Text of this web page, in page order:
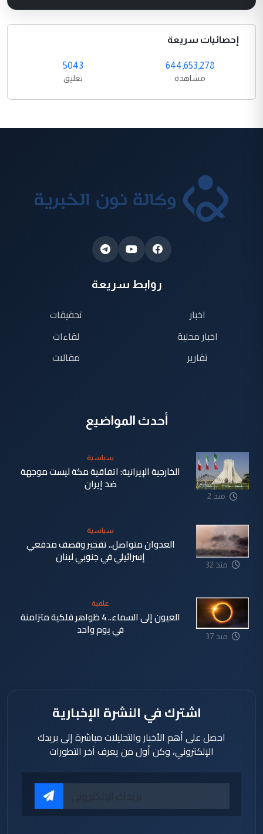
إحصائيات سريعة
644,653,278
مشاهدة
5043
تعليق
روابط سريعة
اخبار
اخبار محلية
تقارير
تحقيقات
لقاءات
مقالات
أحدث المواضيع
منذ 2
سياسية
الخارجية الإيرانية: اتفاقية مكة ليست موجهة
ضد إيران
منذ 32
سياسية
العدوان متواصل.. تفجير وقصف مدفعي
إسرائيلي في جنوبي لبنان
منذ 37
علمية
العيون إلى السماء.. 4 ظواهر فلكية متزامنة
في يوم واحد
اشترك في النشرة الإخبارية
احصل على أهم الأخبار والتحليلات مباشرة إلى بريدك
الإلكتروني، وكن أول من يعرف آخر التطورات